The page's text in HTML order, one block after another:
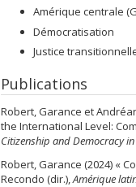
Amérique centrale
Démocratisation
Justice
Publications
Robert, Garance et
the International Level:
Citizenship and Democracy
Robert, Garance (2024) «
Recondo (dir.),Amérique